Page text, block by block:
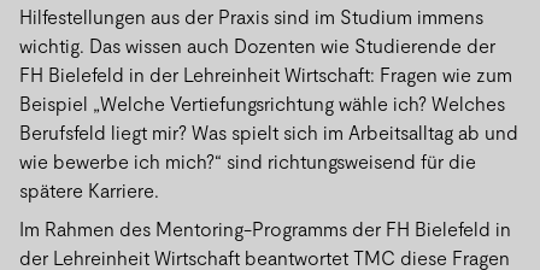
Hilfestellungen aus der Praxis sind im Studium immens
wichtig. Das wissen auch Dozenten wie Studierende der
FH Bielefeld in der Lehreinheit Wirtschaft: Fragen wie zum
Beispiel „Welche Vertiefungsrichtung wähle ich? Welches
Berufsfeld liegt mir? Was spielt sich im Arbeitsalltag ab und
wie bewerbe ich mich?“ sind richtungsweisend für die
spätere Karriere.
Im Rahmen des Mentoring-Programms der FH Bielefeld in
der Lehreinheit Wirtschaft beantwortet TMC diese Fragen